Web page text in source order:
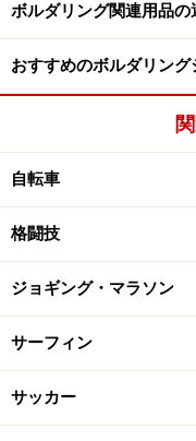
ボルダリング関連用品の
おすすめのボルダリング
自転車
格闘技
ジョギング・マラソン
サーフィン
サッカー